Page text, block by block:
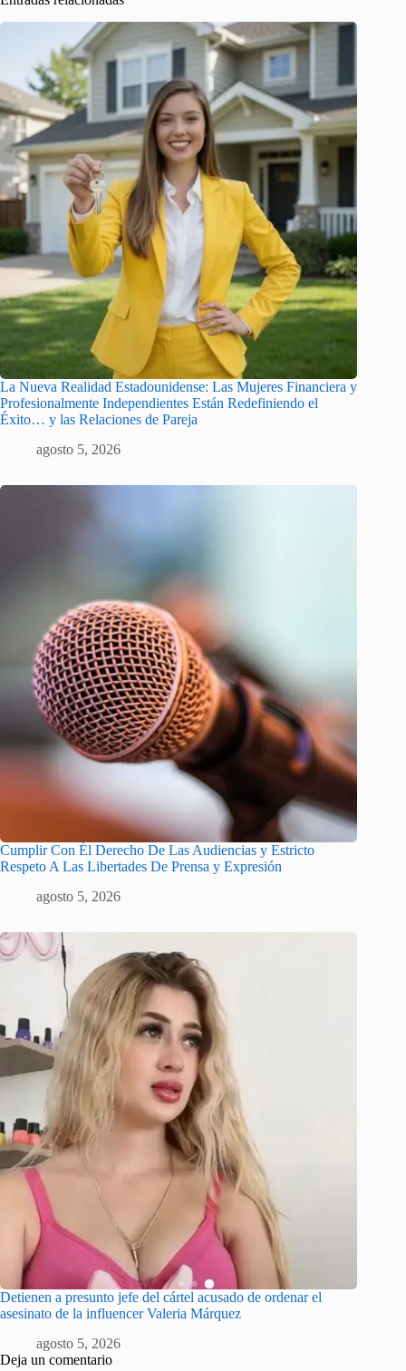
La Nueva Realidad Estadounidense: Las Mujeres Financiera y
Profesionalmente Independientes Están Redefiniendo el
Éxito… y las Relaciones de Pareja
agosto 5, 2026
Cumplir Con Él Derecho De Las Audiencias y Estricto
Respeto A Las Libertades De Prensa y Expresión
agosto 5, 2026
Detienen a presunto jefe del cártel acusado de ordenar el
asesinato de la influencer Valeria Márquez
agosto 5, 2026
Deja un comentario